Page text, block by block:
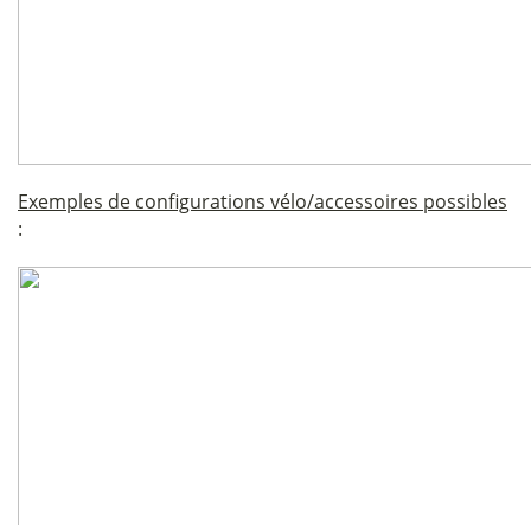
Exemples de configurations vélo/accessoires possibles
: